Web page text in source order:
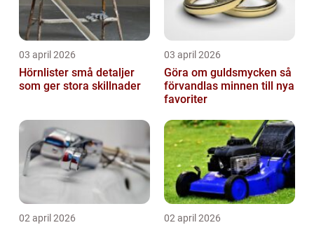
03 april 2026
Hörnlister små detaljer
som ger stora skillnader
03 april 2026
Göra om guldsmycken så
förvandlas minnen till nya
favoriter
02 april 2026 02 april 2026